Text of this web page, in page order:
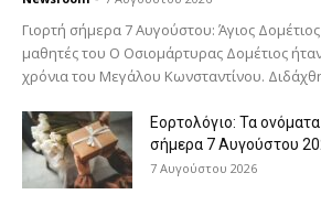
Γιορτή σήμερα 7 Αυγούστου: Άγιος
μαθητές του Ο Oσιομάρτυρας Δομέτιος
χρόνια του Μεγάλου Κωνσταντίνου.
Εορτολόγιο: Τα
σήμερα 7 Αυγούστου
7 Αυγούστου 2026